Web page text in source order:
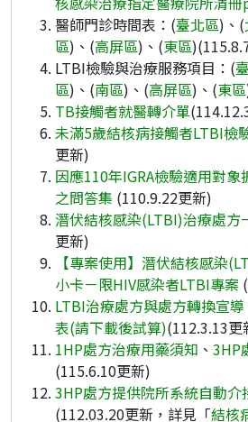
醫師門診時間表：(臺北區)、(
區)、(高屏區)、(東區
LTBI檢驗與治療服務項目：(
區)、(南區)、(高屏區)、(東區
TB接觸者就醫轉介單
未滿5歲結核病接觸者LTBI檢
更新)
因應110年IGRA檢驗適用對
之問答集 (110.9.22更新)
潛伏結核感染(LTBI)治療處方
更新)
【專案使用】潛伏結核感染
小卡－限HIV感染者LTBI專案
LTBI治療處方與處方轉換宣導
表(請下載後試算)(112.3.13更
1HP處方治療用藥須知 、 3HP
(115.6.10更新)
3HP處方提供院所系統自動介
(112.03.20更新，詳見「結核